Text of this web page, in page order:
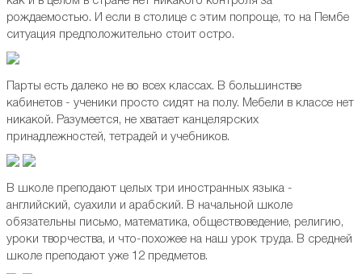
рождаемостью. И если в столице с этим попроще, то на Пембе
ситуация предположительно стоит остро.
Парты есть далеко не во всех классах. В большинстве
кабинетов - ученики просто сидят на полу. Мебели в классе нет
никакой. Разумеется, не хватает канцелярских
принадлежностей, тетрадей и учебников.
В школе преподают целых три иностранных языка -
английский, суахили и арабский. В начальной школе
обязательны письмо, математика, обществоведение, религию,
уроки творчества, и что-похожее на наш урок труда. В средней
школе преподают уже 12 предметов.